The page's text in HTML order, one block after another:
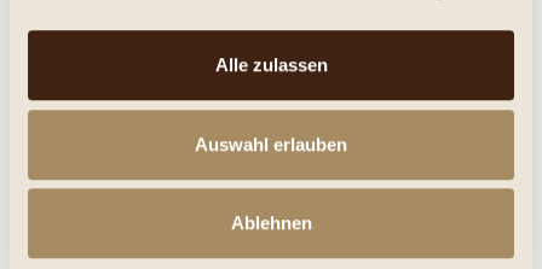
Alle zulassen
Auswahl erlauben
Ablehnen
Kunden haben sich ebenfalls angesehen
Shop Service